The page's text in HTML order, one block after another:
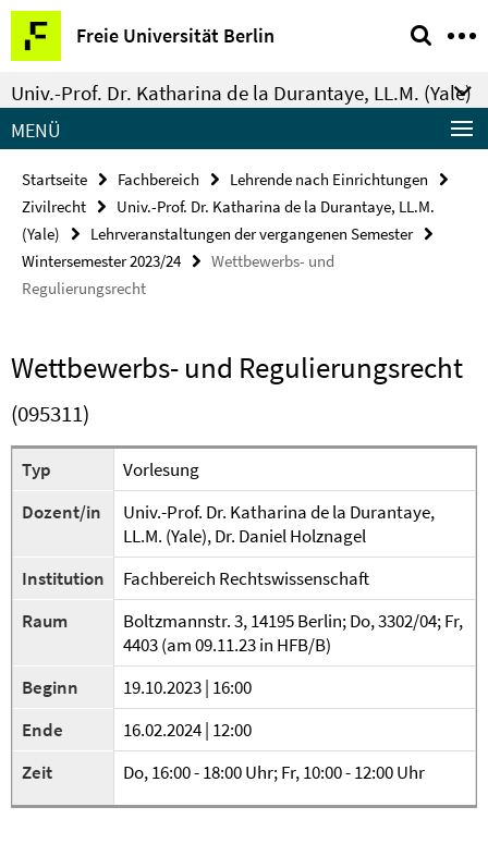
Springe
direkt
zu
Inhalt
Freie Universität Berlin
Service-
Navigation
Univ.-Prof. Dr. Katharina de la Durantaye, LL.M. (Yale)
MENÜ
Startseite Fachbereich
Lehrende nach Einrichtungen
Zivilrecht
Univ.-Prof. Dr. Katharina de la Durantaye, LL.M.
(Yale)
Lehrveranstaltungen der vergangenen Semester
Wintersemester 2023/24
Wettbewerbs- und
Regulierungsrecht
Wettbewerbs- und Regulierungsrecht
(095311)
Typ
Vorlesung
Dozent/in
Univ.-Prof. Dr. Katharina de la Durantaye,
LL.M. (Yale), Dr. Daniel Holznagel
Institution
Fachbereich Rechtswissenschaft
Raum
Boltzmannstr. 3, 14195 Berlin; Do, 3302/04; Fr,
4403 (am 09.11.23 in HFB/B)
Beginn
19.10.2023 | 16:00
Ende
16.02.2024 | 12:00
Zeit
Do, 16:00 - 18:00 Uhr; Fr, 10:00 - 12:00 Uhr